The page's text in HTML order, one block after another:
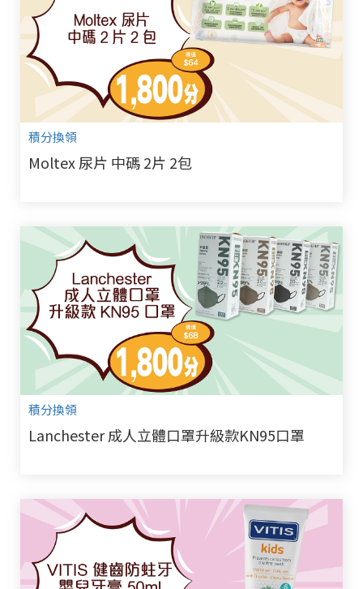
積分換領
Moltex 尿片 中碼 2片 2包
積分換領
Lanchester 成人立體口罩升級款KN95口罩